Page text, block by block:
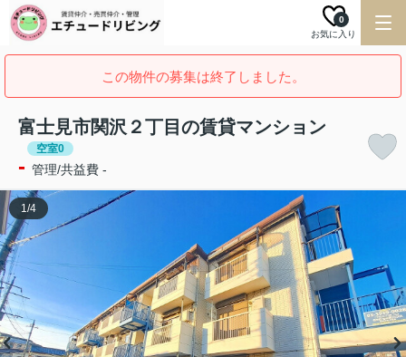
お気に入り
0
この物件の募集は終了しました。
富士見市関沢２丁目の賃貸マンション
空室0
- 管理/共益費 -
1/4